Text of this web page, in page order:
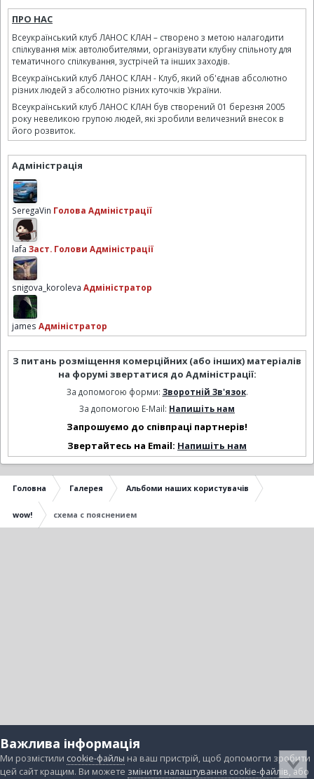
ПРО НАС
Всеукраїнський клуб ЛАНОС КЛАН – створено з метою налагодити
спілкування між автолюбителями, організувати клубну спільноту для
тематичного спілкування, зустрічей та інших заходів.
Всеукраїнський клуб ЛАНОС КЛАН - Клуб, який об'єднав абсолютно
різних людей з абсолютно різних куточків України.
Всеукраїнський клуб ЛАНОС КЛАН був створений 01 березня 2005
року невеликою групою людей, які зробили величезний внесок в
його розвиток.
Адміністрація
SeregaVin Голова Адміністрації
lafa Заст. Голови Адміністрації
snigova_koroleva Адміністратор
james Адміністратор
З питань розміщення комерційних (або інших) матеріалів
на форумі звертатися до Адміністрації:
За допомогою форми: Зворотній Зв'язок.
За допомогою E-Mail: Напишіть нам
Запрошуємо до співпраці партнерів!
Звертайтесь на Email: Напишіть нам
Головна Галерея Альбоми наших користувачів
wow! схема с пояснением
Важлива інформація
Ми розмістили cookie-файлы на ваш пристрій, щоб допомогти зробити
цей сайт кращим. Ви можете змінити налаштування cookie-файлів, або